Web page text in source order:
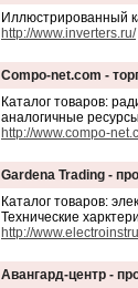
Иллюстрированный
http://www.inverters.ru/
Compo-net.com -
Каталог товаров:
аналогичные
http://www.compo-
Gardena Trading -
Каталог товаров:
Технические
http://
Авангард-центр -